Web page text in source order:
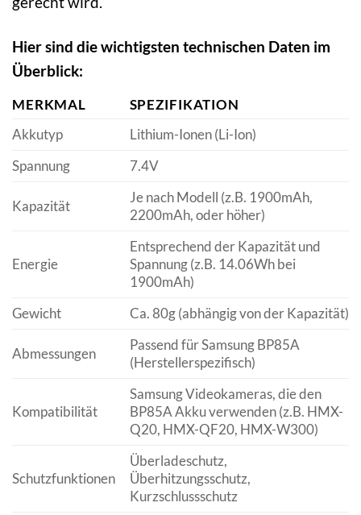
Hier sind die wichtigsten technischen Daten im
Überblick:
MERKMAL
SPEZIFIKATION
Akkutyp
Lithium-Ionen (Li-Ion)
Spannung
7.4V
Kapazität
Je nach Modell (z.B. 1900mAh,
2200mAh, oder höher)
Energie
Entsprechend der Kapazität und
Spannung (z.B. 14.06Wh bei
1900mAh)
Gewicht
Ca. 80g (abhängig von der Kapazität)
Abmessungen
Passend für Samsung BP85A
(Herstellerspezifisch)
Kompatibilität
Samsung Videokameras, die den
BP85A Akku verwenden (z.B. HMX-
Q20, HMX-QF20, HMX-W300)
Schutzfunktionen
Überladeschutz,
Überhitzungsschutz,
Kurzschlussschutz